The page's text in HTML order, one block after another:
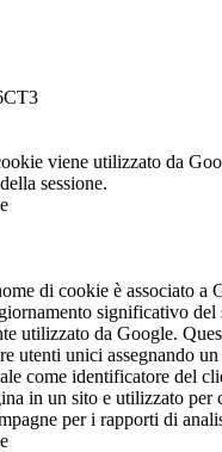
viene utilizzato da
sessione.
di cookie è associato a
significativo del
utilizzato da Google.
utenti unici assegnando
come identificatore del
in un sito e utilizzato per
per i rapporti di